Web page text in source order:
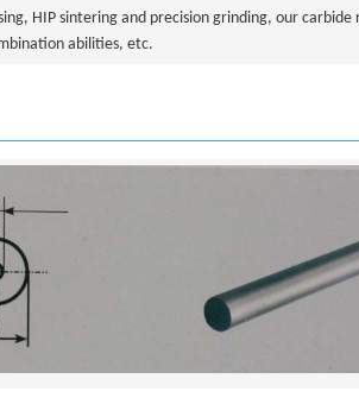
HIP sintering and precision grinding, our carbide
abilities, etc.